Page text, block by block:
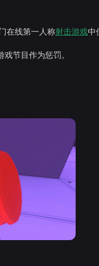
在线第一人称射击游戏中
节目作为惩罚。